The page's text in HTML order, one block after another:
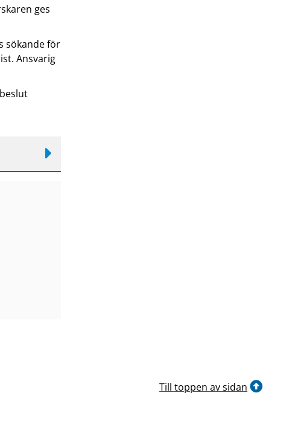
ges
sökande för
Ansvarig
Till toppen av sidan